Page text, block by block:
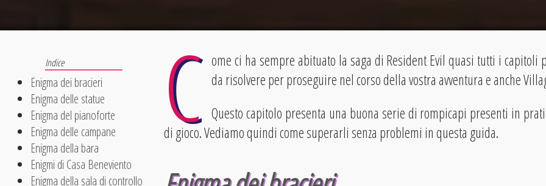
C ome ci ha sempre abituato la saga di Resident Evil quasi tutti i capitoli
da risolvere per proseguire nel corso della vostra avventura e anche
Questo capitolo presenta una buona serie di rompicapi presenti in
di gioco. Vediamo quindi come superarli senza problemi in questa guida.
Enigma dei bracieri
Enigma delle statue
Enigma del pianoforte
Enigma delle campane
Enigma della bara
Enigmi di Casa Beneviento
Enigma della sala di controllo